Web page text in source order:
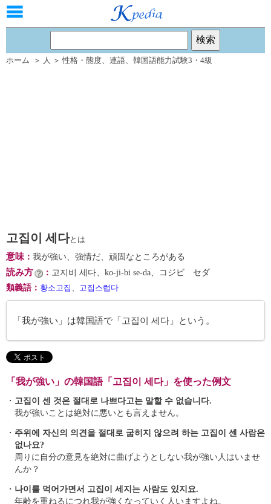
ホーム ＞ 人 ＞性格・態度、 連語、 韓国語能力試験3・4級
고집이 세다とは
意味： 我が強い、強情だ、頑固なところがある
読み方 ： 고지비 세다、ko-ji-bi se-da、コジビ セダ
類義語 ： 황소고집 、 고집스럽다
「我が強い」は韓国語で「고집이 세다」という。
「我が強い」の韓国語「고집이 세다」を使った例文
・ 고집이 센 것은 절대로 나쁘다고는 말할 수 없습니다.
我が強いことは絶対に悪いとも言えません。
・ 주위에 자신의 의견을 절대로 굽히지 않으려 하는 고집이 센 사람은
없나요?
周りに自分の意見を絶対に曲げようとしない我が強い人はいませ
んか？
・ 나이를 먹어가면서 고집이 세지는 사람도 있지요.
年齢を重ねるにつれ我が強くなっていく人いますよね。